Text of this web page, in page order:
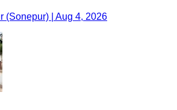
(Sonepur) | Aug 4, 2026